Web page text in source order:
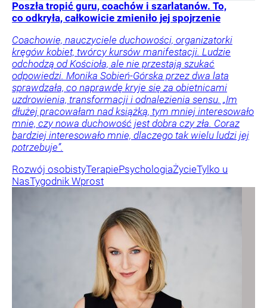
Poszła tropić guru, coachów i szarlatanów. To,
co odkryła, całkowicie zmieniło jej spojrzenie
Coachowie, nauczyciele duchowości, organizatorki
kręgów kobiet, twórcy kursów manifestacji. Ludzie
odchodzą od Kościoła, ale nie przestają szukać
odpowiedzi. Monika Sobień-Górska przez dwa lata
sprawdzała, co naprawdę kryje się za obietnicami
uzdrowienia, transformacji i odnalezienia sensu. „Im
dłużej pracowałam nad książką, tym mniej interesowało
mnie, czy nowa duchowość jest dobra czy zła. Coraz
bardziej interesowało mnie, dlaczego tak wielu ludzi jej
potrzebuje”.
Rozwój osobistyTerapiePsychologiaŻycieTylko u
NasTygodnik Wprost